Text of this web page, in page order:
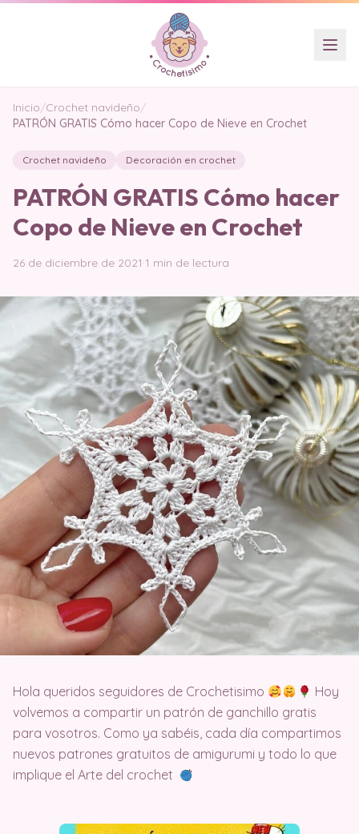
Inicio/Crochet navideño/
PATRÓN GRATIS Cómo hacer Copo de Nieve en Crochet
Crochet navideño Decoración en crochet
PATRÓN GRATIS Cómo hacer
Copo de Nieve en Crochet
26 de diciembre de 2021·1 min de lectura
Hola queridos seguidores de Crochetisimo
Hoy
volvemos a compartir un patrón de ganchillo gratis
para vosotros. Como ya sabéis, cada día compartimos
nuevos patrones gratuitos de amigurumi y todo lo que
implique el Arte del crochet